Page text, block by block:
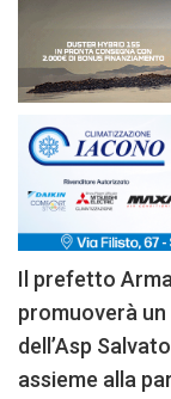
Il prefetto
promuoverà
dell’Asp
assieme alla